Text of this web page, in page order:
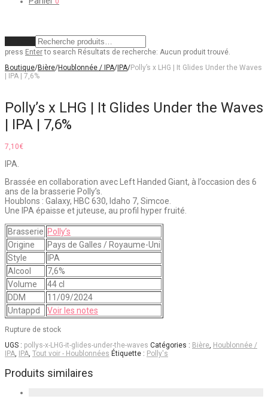
press Enterto search Résultats de recherche: Aucun produit trouvé.
Boutique/Bière/Houblonnée / IPA/ IPA/Polly’s x LHG | It Glides Under the Waves
| IPA | 7,6%
Polly’s x LHG | It Glides Under the Waves
| IPA | 7,6%
7,10€
IPA.
Brassée en collaboration avec Left Handed Giant, à l’occasion des 6
ans de la brasserie Polly’s.
Houblons : Galaxy, HBC 630, Idaho 7, Simcoe.
Une IPA épaisse et juteuse, au profil hyper fruité.
Brasserie Polly’s
Origine
Pays de Galles / Royaume-Uni
Style
IPA
Alcool
7,6%
Volume
44 cl
DDM
11/09/2024
Untappd
Voir les notes
Rupture de stock
UGS : pollys-x-LHG-it-glides-under-the-waves Catégories : Bière, Houblonnée /
IPA, IPA, Tout voir - Houblonnées Étiquette : Polly's
Produits similaires